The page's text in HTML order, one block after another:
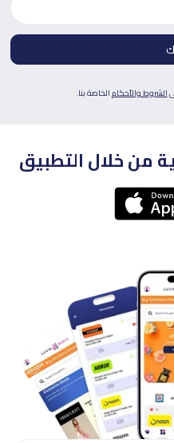
الشروط والأحكامالخاصة بنا.
من خلال التطبيق